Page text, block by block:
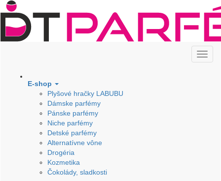
E-shop
Plyšové hračky LABUBU
Dámske parfémy
Pánske parfémy
Niche parfémy
Detské parfémy
Alternatívne vône
Drogéria
Kozmetika
Čokolády, sladkosti